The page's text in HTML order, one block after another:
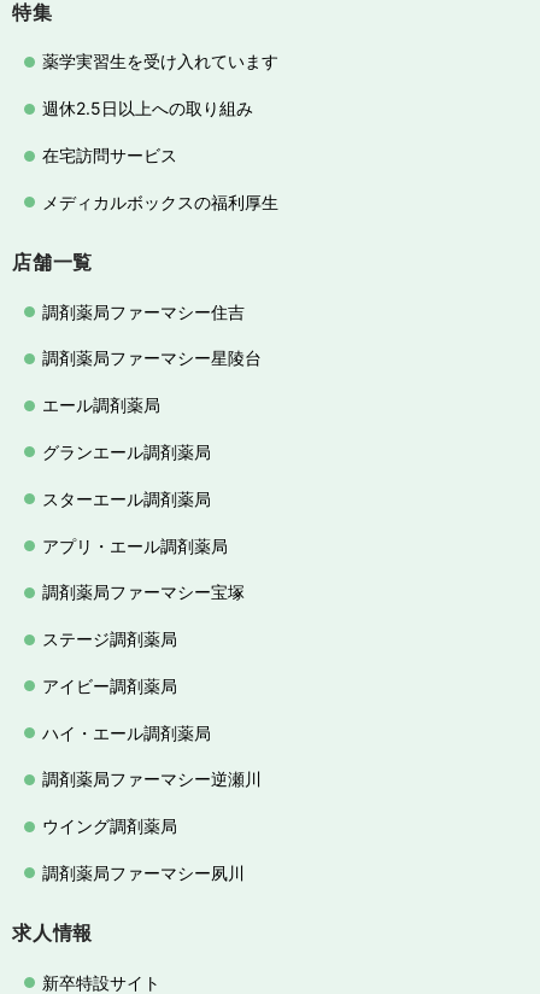
特集
薬学実習生を受け入れています
週休2.5日以上への取り組み
在宅訪問サービス
メディカルボックスの福利厚生
店舗一覧
調剤薬局ファーマシー住吉
調剤薬局ファーマシー星陵台
エール調剤薬局
グランエール調剤薬局
スターエール調剤薬局
アプリ・エール調剤薬局
調剤薬局ファーマシー宝塚
ステージ調剤薬局
アイビー調剤薬局
ハイ・エール調剤薬局
調剤薬局ファーマシー逆瀬川
ウイング調剤薬局
調剤薬局ファーマシー夙川
求人情報
新卒特設サイト